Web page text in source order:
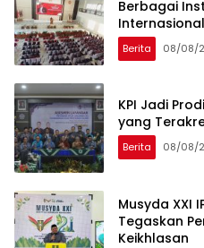
Berbagai
Berita 08/08/
KPI Jadi
yang
Berita 08/08/
Musyda XXI
Tegaskan
Keikhlasan